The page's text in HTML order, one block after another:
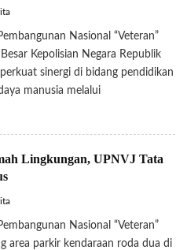
Nasional “Veteran”
Kepolisian Negara Republik
sinergi di bidang pendidikan
manusia melalui
Lingkungan, UPNVJ Tata
Nasional “Veteran”
area parkir kendaraan roda dua di